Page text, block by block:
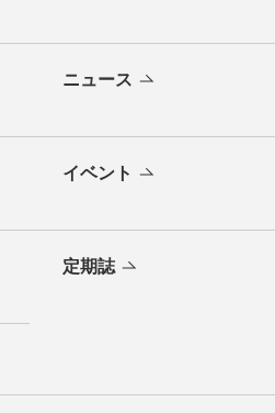
ニュース
イベント
定期誌